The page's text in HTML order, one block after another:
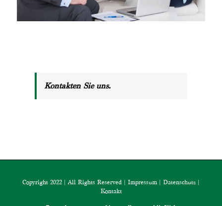
Kontakten Sie uns.
Copyright 2022 | All Rights Reserved | Impressum | Datenschutz |
Kontakt